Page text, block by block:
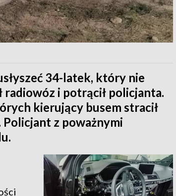
34-latek, który nie
radiowóz i potrącił policjanta.
kierujący busem stracił
Policjant z poważnymi